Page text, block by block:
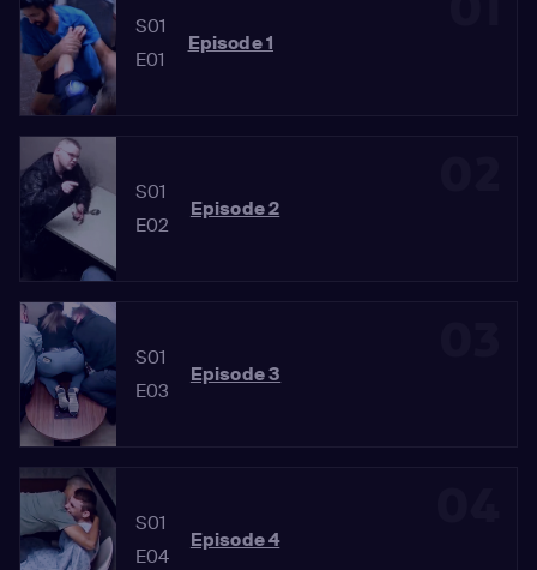
S01
E01
Episode 1
S01
E02
Episode 2
S01
E03
Episode 3
S01
E04
Episode 4